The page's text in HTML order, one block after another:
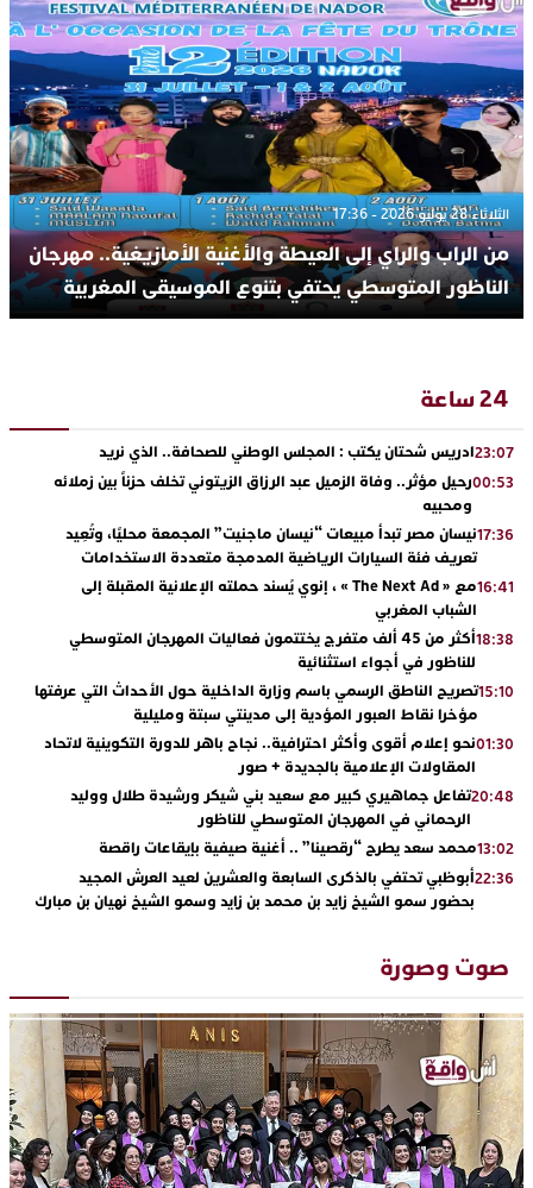
الثلاثاء 28 يوليو 2026 - 17:36
من الراب والراي إلى العيطة والأغنية الأمازيغية.. مهرجان
الناظور المتوسطي يحتفي بتنوع الموسيقى المغربية
24 ساعة
23:07ادريس شحتان يكتب : المجلس الوطني للصحافة.. الذي نريد
00:53رحيل مؤثر.. وفاة الزميل عبد الرزاق الزيتوني تخلف حزناً بين زملائه
ومحبيه
17:36نيسان مصر تبدأ مبيعات “نيسان ماجنيت” المجمعة محليًا، وتُعِيد
تعريف فئة السيارات الرياضية المدمجة متعددة الاستخدامات
16:41
مع « The Next Ad » ، إنوي يُسند حملته الإعلانية المقبلة إلى
الشباب المغربي
18:38
أكثر من 45 ألف متفرج يختتمون فعاليات المهرجان المتوسطي
للناظور في أجواء استثنائية
15:10تصريح الناطق الرسمي باسم وزارة الداخلية حول الأحداث التي عرفتها
مؤخرا نقاط العبور المؤدية إلى مدينتي سبتة ومليلية
01:30نحو إعلام أقوى وأكثر احترافية.. نجاح باهر للدورة التكوينية لاتحاد
المقاولات الإعلامية بالجديدة + صور
20:48تفاعل جماهيري كبير مع سعيد بني شيكر ورشيدة طلال ووليد
الرحماني في المهرجان المتوسطي للناظور
13:02محمد سعد يطرح “رقصينا” .. أغنية صيفية بإيقاعات راقصة
22:36أبوظبي تحتفي بالذكرى السابعة والعشرين لعيد العرش المجيد
بحضور سمو الشيخ زايد بن محمد بن زايد وسمو الشيخ نهيان بن مبارك
“كوفرة فالغيس”
19:11يقظة أمنية تنهي كابوس الفتاة القاصر: كواليس مثيرة لعملية تحرير
17:27 اتحاد المقاولات الإعلامية يقود قاطرة التكوين بالجديدة ويستضيف
الإعلامي سعيد بلفقير في دورة استثنائية
23:18ترسيخا لثقافة ترشيد الموارد المائية.. اختتام فعاليات النسخة الثانية
من “القرية الذكية للماء” بمركز الاصطياف ببوزنيقة
صوت وصورة